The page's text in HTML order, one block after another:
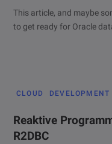
This article, and maybe
to get ready for Oracle
CLOUD DEVELOPMENT
Reaktive
R2DBC